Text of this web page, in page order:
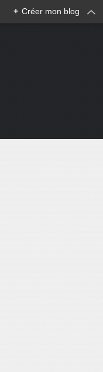
+ Créer mon blog